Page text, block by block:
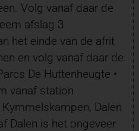
Volg vanaf daar de
afslag 3
het einde van de afrit
en volg vanaf daar de
De Huttenheugte •
vanaf station
Dalen
Dalen is het ongeveer